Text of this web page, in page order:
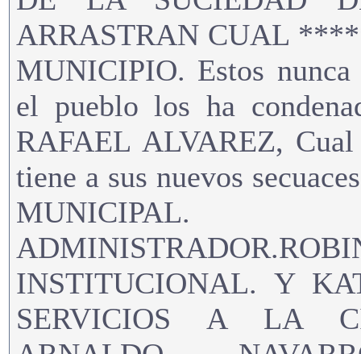
ARRASTRAN CUAL
MUNICIPIO. Estos
el pueblo los ha
RAFAEL ALVAREZ,
tiene a sus nuevos
MUNICIPAL.
INSTITUCIONAL. Y
SERVICIOS A LA